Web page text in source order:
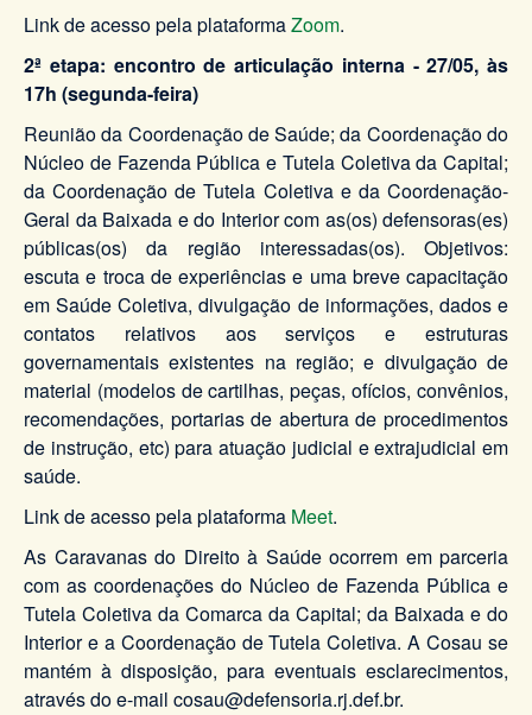
Link de acesso pela plataformaZoom.
2ª etapa: encontro de articulação interna - 27/05, às
17h (segunda-feira)
Reunião da Coordenação de Saúde; da Coordenação do
Núcleo de Fazenda Pública e Tutela Coletiva da Capital;
da Coordenação de Tutela Coletiva e da Coordenação-
Geral da Baixada e do Interior com as(os) defensoras(es)
públicas(os) da região interessadas(os). Objetivos:
escuta e troca de experiências e uma breve capacitação
em Saúde Coletiva, divulgação de informações, dados e
contatos relativos aos serviços e estruturas
governamentais existentes na região; e divulgação de
material (modelos de cartilhas, peças, ofícios, convênios,
recomendações, portarias de abertura de procedimentos
de instrução, etc) para atuação judicial e extrajudicial em
saúde.
Link de acesso pela plataforma Meet.
As Caravanas do Direito à Saúde ocorrem em parceria
com as coordenações do Núcleo de Fazenda Pública e
Tutela Coletiva da Comarca da Capital; da Baixada e do
Interior e a Coordenação de Tutela Coletiva. A Cosau se
mantém à disposição, para eventuais esclarecimentos,
através do e-mail cosau@defensoria.rj.def.br.